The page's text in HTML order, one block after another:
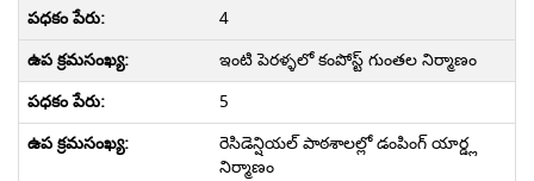
4
ఇంటి పెరళ్ళలో కంపోస్ట్ గుంతల నిర్మాణం
5
రెసిడెన్షియల్ పాఠశాలల్లో డంపింగ్ యార్డ్ల
నిర్మాణం